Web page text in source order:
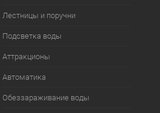
Лестницы и поручни
Подсветка воды
Аттракционы
Автоматика
Обеззараживание воды